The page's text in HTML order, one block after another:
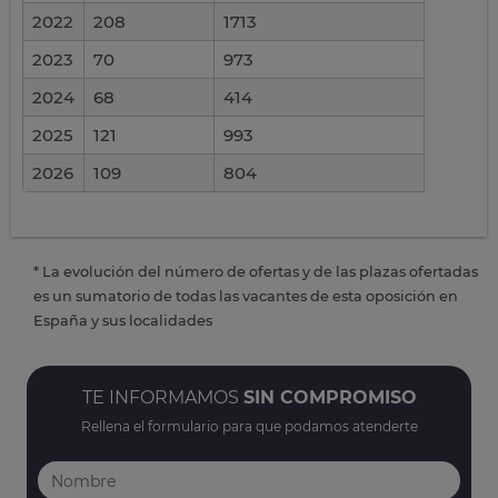
2022 208
1713
2023
70
973
2024
68
414
2025
121
993
2026
109 804
* La evolución del número de ofertas y de las plazas ofertadas
es un sumatorio de todas las vacantes de esta oposición en
España y sus localidades
TE INFORMAMOS SIN COMPROMISO
Rellena el formulario para que podamos atenderte